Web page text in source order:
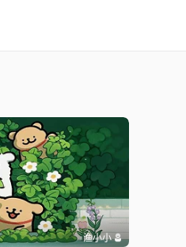
渔小小